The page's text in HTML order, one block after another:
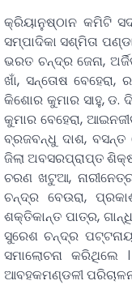
କ୍ରିୟାନୁଷ୍ଠାନ କମିଟି
ସମ୍ପାଦିକା ସଶ୍ମିତା
ଭରତ ଚନ୍ଦ୍ର ଜେନା,
ଖାଁ, ସନ୍ତୋଷ ବେହେରା,
କିଶୋର କୁମାର ସାହୁ, ଡ.
କୁମାର ବେହେରା,
ବ୍ରଜବନ୍ଧୁ ଦାଶ, ବସନ୍ତ
ଜିଲା ଅବସରପ୍ରାପ୍ତ
ଚରଣ ଖଟୁଆ,
ଚନ୍ଦ୍ର ବେଉରା,
ଶକ୍ତିକାନ୍ତ ପାତ୍ର,
ସୁରେଶ ଚନ୍ଦ୍ର
ସମାଲୋଚନା
ଆବହକମଣ୍ଡଳୀ